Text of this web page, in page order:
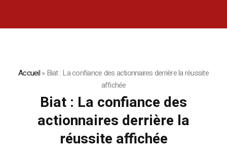
Accueil»Biat : La confiance des actionnaires derrière la réussite
affichée
Biat : La confiance des
actionnaires derrière la
réussite affichée